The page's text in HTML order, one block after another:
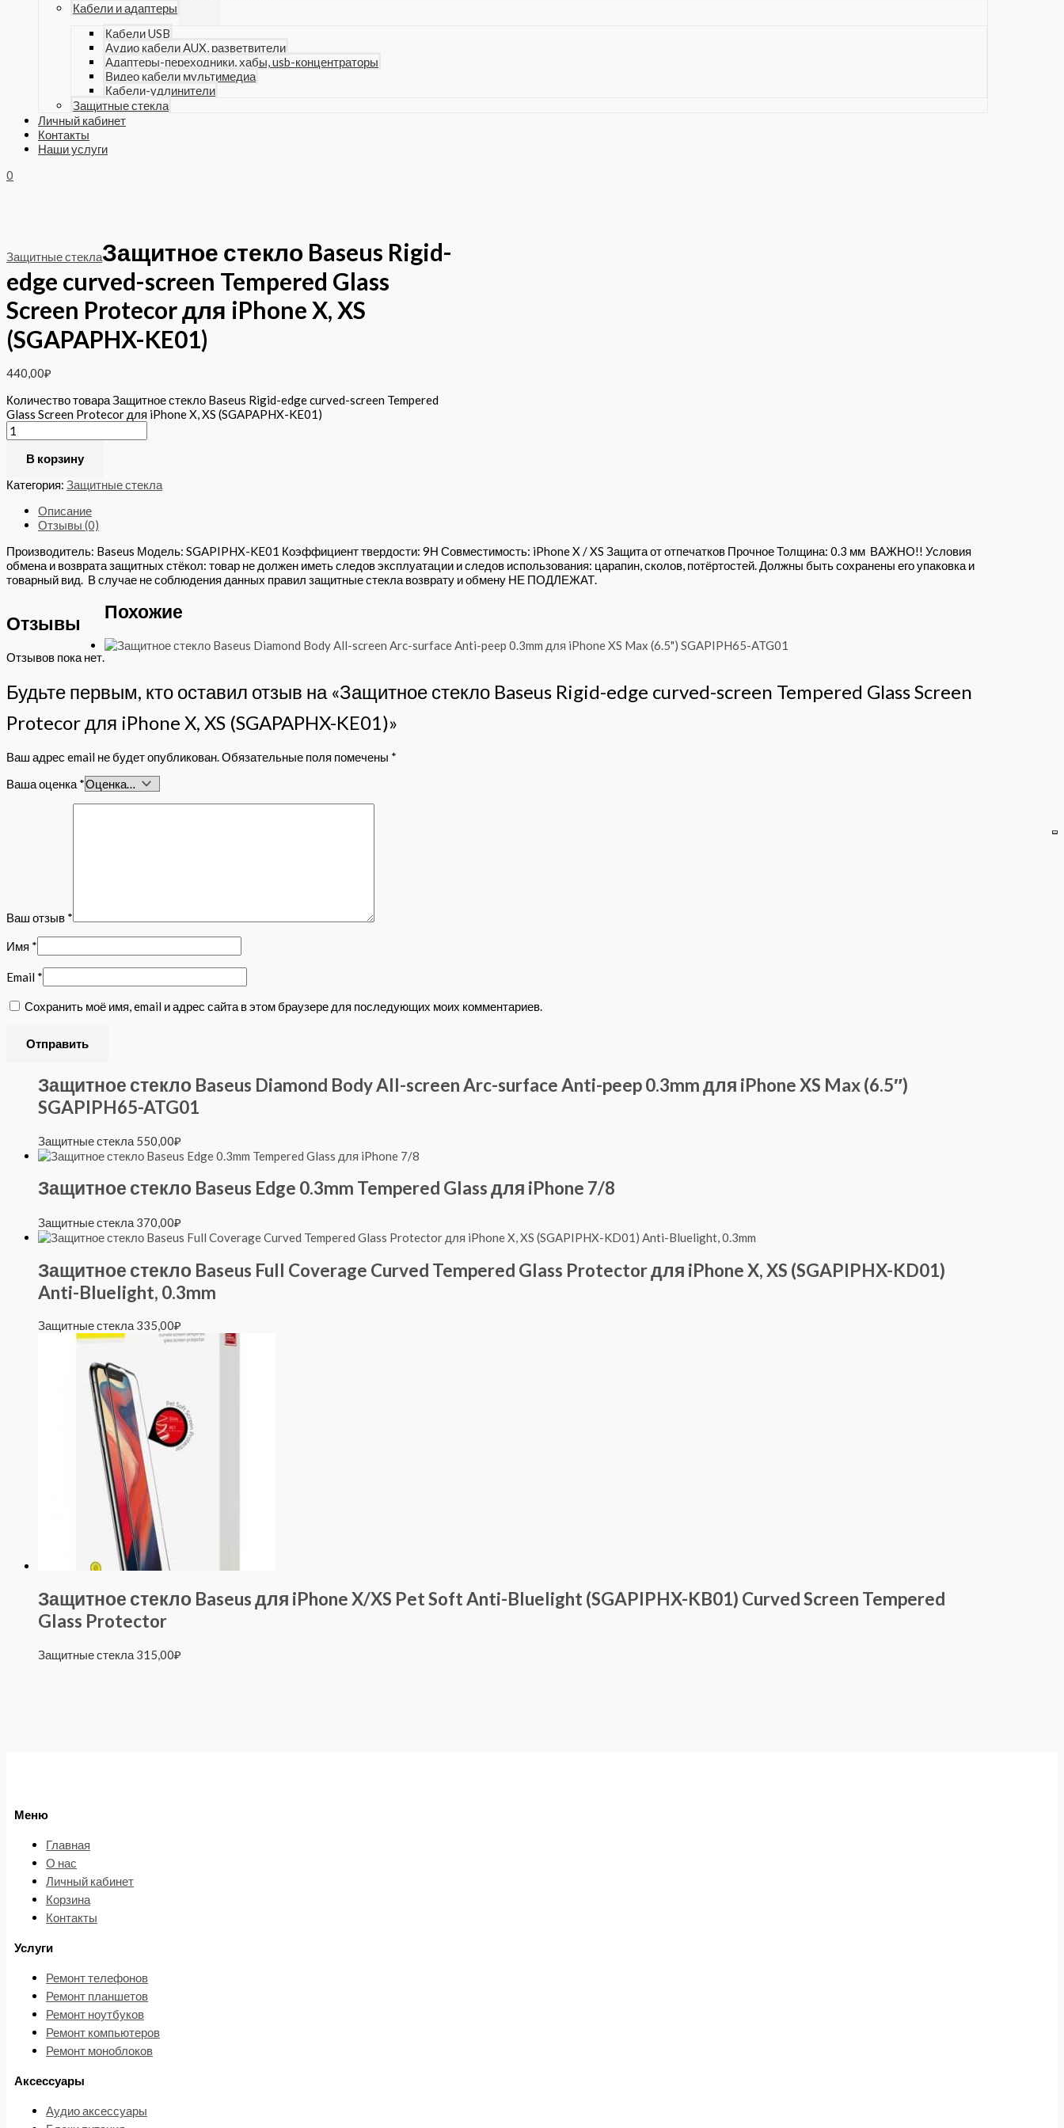
Кабели и адаптеры
Кабели USB
Аудио кабели AUX, разветвители
Адаптеры-переходники, хабы, usb-концентраторы
Видео кабели мультимедиа
Кабели-удлинители
Защитные стекла
Личный кабинет
Контакты
Наши услуги
0
Защитные стеклаЗащитное стекло Baseus Rigid-
edge curved-screen Tempered Glass
Screen Protecor для iPhone X, XS
(SGAPAPHX-KE01)
440,00₽
Количество товара Защитное стекло Baseus Rigid-edge curved-screen Tempered
Glass Screen Protecor для iPhone X, XS (SGAPAPHX-KE01)
В корзину
Категория: Защитные стекла
Описание
Отзывы (0)
Производитель: Baseus Модель: SGAPIPHX-KE01 Коэффициент твердости: 9Н Совместимость: iPhone X / XS Защита от отпечатков Прочное Толщина: 0.3 мм ВАЖНО!! Условия
обмена и возврата защитных стёкол: товар не должен иметь следов эксплуатации и следов использования: царапин, сколов, потёртостей. Должны быть сохранены его упаковка и
товарный вид. В случае не соблюдения данных правил защитные стекла возврату и обмену НЕ ПОДЛЕЖАТ.
Отзывы
Отзывов пока нет.
Будьте первым, кто оставил отзыв на «Защитное стекло Baseus Rigid-edge curved-screen Tempered Glass Screen
Protecor для iPhone X, XS (SGAPAPHX-KE01)»
Ваш адрес email не будет опубликован.Обязательные поля помечены *
Ваша оценка *
Ваш отзыв *
Имя *
Email *
Сохранить моё имя, email и адрес сайта в этом браузере для последующих моих комментариев.
Похожие
Защитное стекло Baseus Diamond Body All-screen Arc-surface Anti-peep 0.3mm для iPhone XS Max (6.5″)
SGAPIPH65-ATG01
Защитные стекла 550,00₽
Защитное стекло Baseus Edge 0.3mm Tempered Glass для iPhone 7/8
Защитные стекла 370,00₽
Защитное стекло Baseus Full Coverage Curved Tempered Glass Protector для iPhone X, XS (SGAPIPHX-KD01)
Anti-Bluelight, 0.3mm
Защитные стекла 335,00₽
Защитное стекло Baseus для iPhone X/XS Pet Soft Anti-Bluelight (SGAPIPHX-KB01) Curved Screen Tempered
Glass Protector
Защитные стекла 315,00₽
Меню
Главная
О нас
Личный кабинет
Корзина
Контакты
Услуги
Ремонт телефонов
Ремонт планшетов
Ремонт ноутбуков
Ремонт компьютеров
Ремонт моноблоков
Аксессуары
Аудио аксессуары